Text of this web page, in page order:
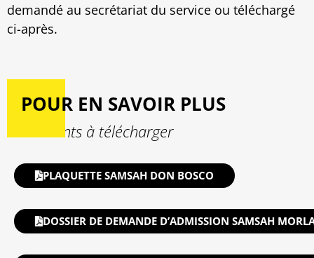
demandé au secrétariat du service ou téléchargé
ci-après.
POUR EN SAVOIR PLUS
Documents à télécharger
PLAQUETTE SAMSAH DON BOSCO
DOSSIER DE DEMANDE D’ADMISSION SAMSAH